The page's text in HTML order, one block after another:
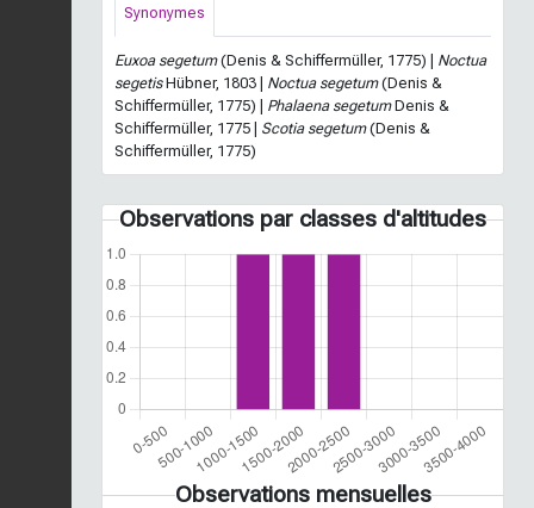
Synonymes
Euxoa segetum(Denis & Schiffermüller, 1775) | Noctua
segetisHübner, 1803 | Noctua segetum(Denis &
Schiffermüller, 1775) | Phalaena segetumDenis &
Schiffermüller, 1775 | Scotia segetum(Denis &
Schiffermüller, 1775)
Observations par classes d'altitudes
Observations mensuelles